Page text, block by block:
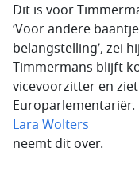
Dit is voor
‘Voor andere
belangstelling’, zei
Timmermans blijft
vicevoorzitter en
Lara Wolters
neemt dit over.